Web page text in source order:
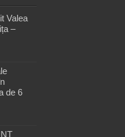
Valea
–
de 6